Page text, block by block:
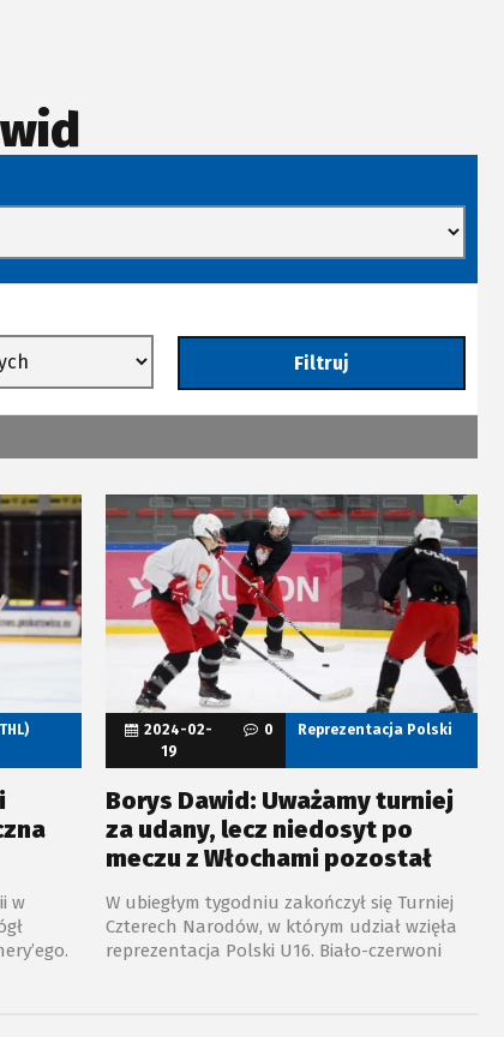
Filtruj
w
Borys Dawid: Uważamy turniej
za udany, lecz niedosyt po
meczu z Włochami pozostał
W ubiegłym tygodniu zakończył się Turniej
Czterech Narodów, w którym udział wzięła
reprezentacja Polski U16. Biało-czerwoni
2024-02-
19
0 Reprezentacja Polski